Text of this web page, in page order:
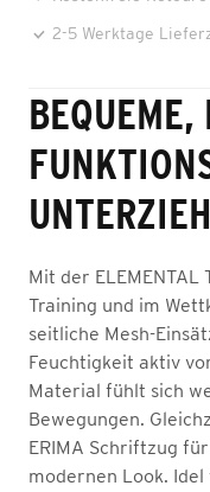
2-5 Werktage
BEQUEME,
Mit der ELEMENTAL
Training und im
seitliche Mesh-
Feuchtigkeit aktiv
Material fühlt sich
Bewegungen.
ERIMA Schriftzug
modernen Look.